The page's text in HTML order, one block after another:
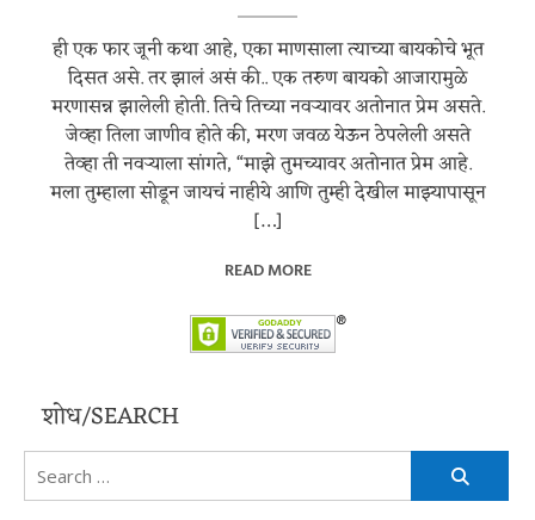
ही एक फार जूनी कथा आहे, एका माणसाला त्याच्या बायकोचे भूत
दिसत असे. तर झालं असं की.. एक तरुण बायको आजारामुळे
मरणासन्न झालेली होती. तिचे तिच्या नवऱ्यावर अतोनात प्रेम असते.
जेव्हा तिला जाणीव होते की, मरण जवळ येऊन ठेपलेली असते
तेव्हा ती नवऱ्याला सांगते, “माझे तुमच्यावर अतोनात प्रेम आहे.
मला तुम्हाला सोडून जायचं नाहीये आणि तुम्ही देखील माझ्यापासून
[…]
READ MORE
शोध/SEARCH
for: